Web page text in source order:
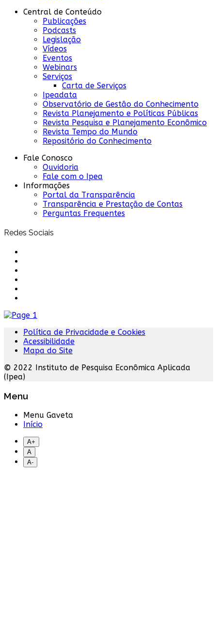
Central de Conteúdo
Publicações
Podcasts
Legislação
Vídeos
Eventos
Webinars
Serviços
Carta de Serviços
Ipeadata
Observatório de Gestão do Conhecimento
Revista Planejamento e Políticas Públicas
Revista Pesquisa e Planejamento Econômico
Revista Tempo do Mundo
Repositório do Conhecimento
Fale Conosco
Ouvidoria
Fale com o Ipea
Informações
Portal da Transparência
Transparência e Prestação de Contas
Perguntas Frequentes
Redes Sociais
Política de Privacidade e Cookies
Acessibilidade
Mapa do Site
© 2022 Instituto de Pesquisa Econômica Aplicada
(Ipea)
Menu
Menu Gaveta
Início
A+
A
A-